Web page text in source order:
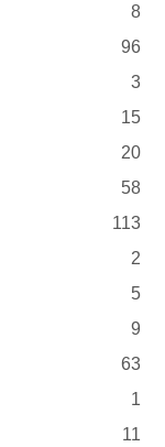
8
96
3
15
20
58
113
2
5
9
63
1
11